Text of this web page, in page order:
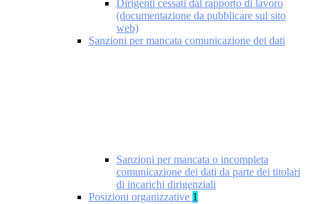
Dirigenti cessati dal rapporto di lavoro
(documentazione da pubblicare sul sito
web)
Sanzioni per mancata comunicazione dei dati
Sanzioni per mancata o incompleta
comunicazione dei dati da parte dei titolari
di incarichi dirigenziali
Posizioni organizzative 1